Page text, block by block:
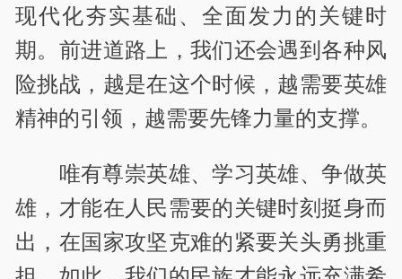
现代化夯实基础、全面发力的关键时
期。前进道路上，我们还会遇到各种风
险挑战，越是在这个时候，越需要英雄
精神的引领，越需要先锋力量的支撑。
唯有尊崇英雄、学习英雄、争做英
雄，才能在人民需要的关键时刻挺身而
出，在国家攻坚克难的紧要关头勇挑重